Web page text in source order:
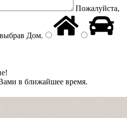
Пожалуйста,
Дом.
в ближайшее время.